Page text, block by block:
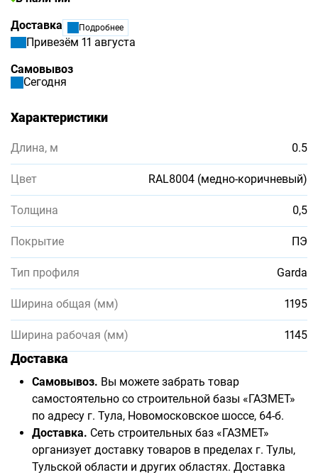
Доставка
Подробнее
Привезём 11 августа
Самовывоз
Сегодня
Характеристики
Длина, м 0.5
Цвет RAL8004 (медно-коричневый)
Толщина 0,5
Покрытие ПЭ
Тип профиля Garda
Ширина общая (мм) 1195
Ширина рабочая (мм) 1145
Доставка
Самовывоз. Вы можете забрать товар
самостоятельно со строительной базы «ГАЗМЕТ»
по адресу г. Тула, Новомосковское шоссе, 64-б.
Доставка. Сеть строительных баз «ГАЗМЕТ»
организует доставку товаров в пределах г. Тулы,
Тульской области и других областях. Доставка